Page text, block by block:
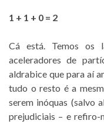
1 + 1 + 0 = 2
Cá está. Temos os
aceleradores de
aldrabice que para aí
tudo o resto é a
serem inóquas (salvo
prejudiciais – e refiro-